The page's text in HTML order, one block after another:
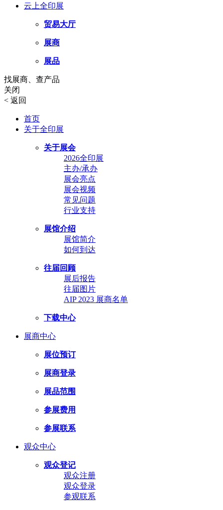
云上全印展
贸易大厅
展商
展品
找展商、查产品
关闭
< 返回
首页
关于全印展
关于展会
2026全印展
主办/承办
展会亮点
展会视频
常见问题
行业支持
展馆介绍
展馆简介
如何到达
往届回顾
展后报告
往届图片
AIP 2023 展商名单
下载中心
展商中心
展位预订
展商登录
展品范围
参展费用
参展联系
观众中心
观众登记
观众注册
观众登录
参观联系